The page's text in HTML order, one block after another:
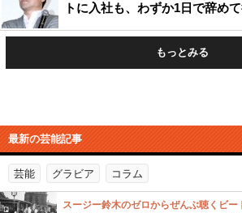
トに入社も、わずか1日で辞め
もっとみる
最新の芸能記事
芸能 グラビア コラム
スージー鈴木のゼロからぜんぶ聴くビー